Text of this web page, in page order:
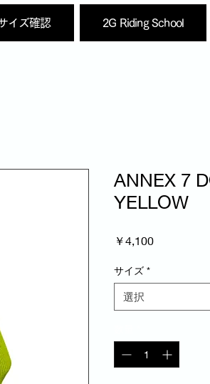
イズ確認 2G Riding School
ANNEX 7
YELLOW
￥4,100価
サイズ *
選択